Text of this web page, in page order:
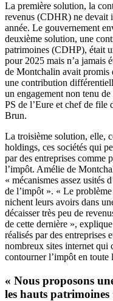
La première solution, la
revenus (CDHR) ne devait
année. Le gouvernement
deuxième solution, une
patrimoines (CDHP), était
pour 2025 mais n’a jamais
de Montchalin avait promis
une contribution
un engagement non tenu
PS de l’Eure et chef de file
Brun.
La troisième solution, elle,
holdings, ces sociétés qui
par des entreprises comme
l’impôt. Amélie de
« mécanismes assez usités
de l’impôt ». « Le
nichent leurs avoirs dans
décaisser très peu de
de cette dernière »,
réalisés par des entreprises
nombreux sites internet qui
contourner l’impôt en toute
« Nous proposons
les hauts patrimoines